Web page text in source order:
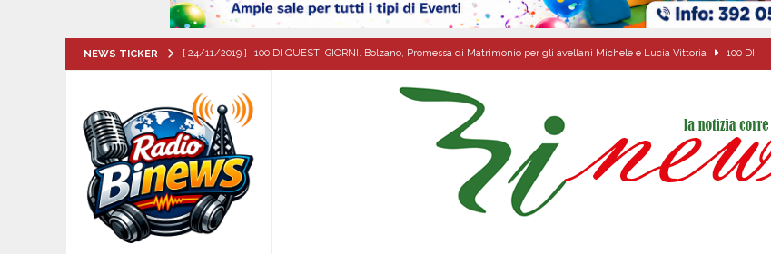
NEWS TICKER [ 24/11/2019 ] 100 DI QUESTI GIORNI. Bolzano, Promessa di Matrimonio per gli avellani Michele e Lucia Vittoria 100 DI
[ 08/08/2026 ] Avella: lutto per la scomparsa di Antonio Napolitano AVELLA
[ 08/08/2026 ] Nola. Controlli dei carabinieri alle agenzie funebri. Due attività chiuse e tre persone denunciate CRONACA
[ 08/08/2026 ] Mercogliano, “ConversAzioni di Pace”: alla Villa Comunale un pomeriggio tra dialogo, poesia e condivisione
CULTURA E MANIFESTAZIONI
[ 08/08/2026 ]